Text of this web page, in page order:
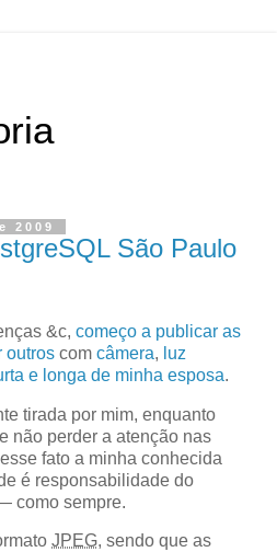
2009
São Paulo
&c, começo a publicar as
outros com câmera, luz
e longa de minha esposa.
tirada por mim, enquanto
não perder a atenção nas
fato a minha conhecida
é responsabilidade do
como sempre.
JPEG, sendo que as